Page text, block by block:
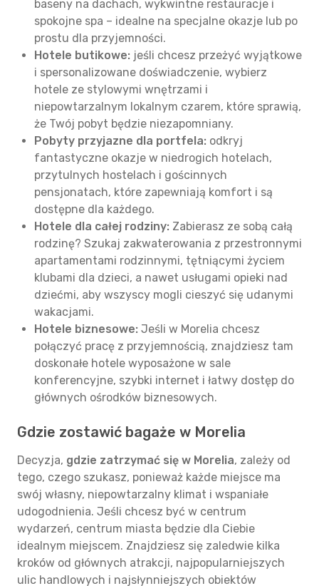
baseny na dachach, wykwintne restauracje i
spokojne spa – idealne na specjalne okazje lub po
prostu dla przyjemności.
Hotele butikowe: jeśli chcesz przeżyć wyjątkowe
i spersonalizowane doświadczenie, wybierz
hotele ze stylowymi wnętrzami i
niepowtarzalnym lokalnym czarem, które sprawią,
że Twój pobyt będzie niezapomniany.
Pobyty przyjazne dla portfela: odkryj
fantastyczne okazje w niedrogich hotelach,
przytulnych hostelach i gościnnych
pensjonatach, które zapewniają komfort i są
dostępne dla każdego.
Hotele dla całej rodziny: Zabierasz ze sobą całą
rodzinę? Szukaj zakwaterowania z przestronnymi
apartamentami rodzinnymi, tętniącymi życiem
klubami dla dzieci, a nawet usługami opieki nad
dziećmi, aby wszyscy mogli cieszyć się udanymi
wakacjami.
Hotele biznesowe: Jeśli w Morelia chcesz
połączyć pracę z przyjemnością, znajdziesz tam
doskonałe hotele wyposażone w sale
konferencyjne, szybki internet i łatwy dostęp do
głównych ośrodków biznesowych.
Gdzie zostawić bagaże w Morelia
Decyzja, gdzie zatrzymać się w Morelia, zależy od
tego, czego szukasz, ponieważ każde miejsce ma
swój własny, niepowtarzalny klimat i wspaniałe
udogodnienia. Jeśli chcesz być w centrum
wydarzeń, centrum miasta będzie dla Ciebie
idealnym miejscem. Znajdziesz się zaledwie kilka
kroków od głównych atrakcji, najpopularniejszych
ulic handlowych i najsłynniejszych obiektów